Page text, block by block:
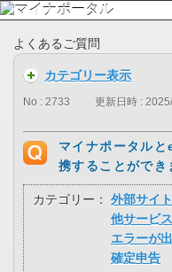
よくあるご質問
カテゴリー表示
No : 2733 更新日時 :
マイナポータル
携することができ
カテゴリー：
外部サイ
他サービ
エラーが
確定申告